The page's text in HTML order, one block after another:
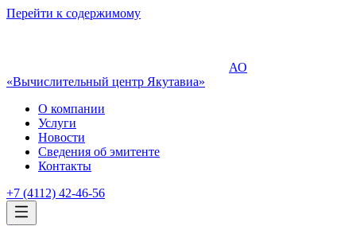
Перейти к содержимому
АО
«Вычислительный центр Якутавиа»
О компании
Услуги
Новости
Сведения об эмитенте
Контакты
+7 (4112) 42-46-56